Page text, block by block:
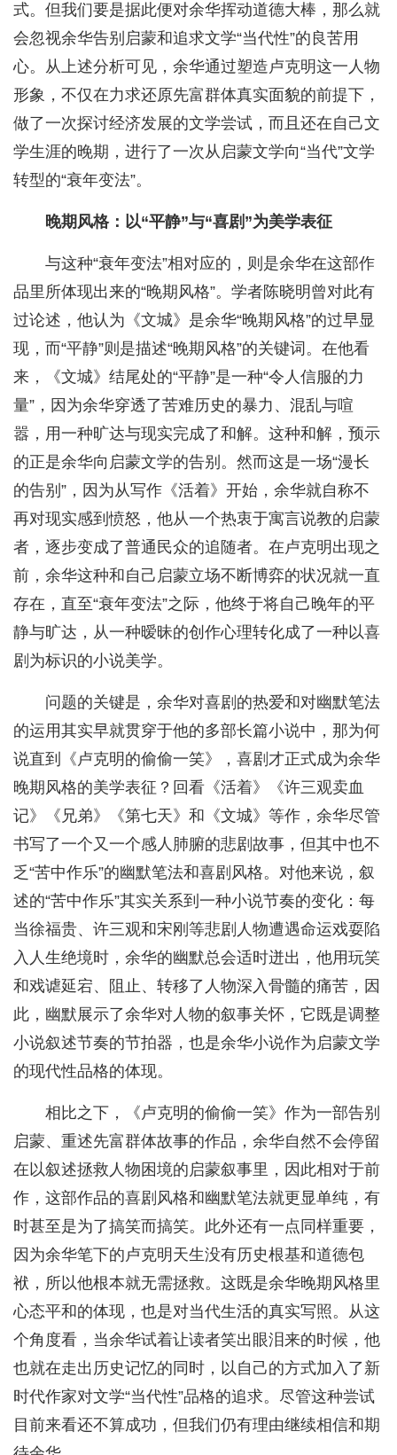
式。但我们要是据此便对余华挥动道德大棒，那么就
会忽视余华告别启蒙和追求文学“当代性”的良苦用
心。从上述分析可见，余华通过塑造卢克明这一人物
形象，不仅在力求还原先富群体真实面貌的前提下，
做了一次探讨经济发展的文学尝试，而且还在自己文
学生涯的晚期，进行了一次从启蒙文学向“当代”文学
转型的“衰年变法”。
晚期风格：以“平静”与“喜剧”为美学表征
与这种“衰年变法”相对应的，则是余华在这部作
品里所体现出来的“晚期风格”。学者陈晓明曾对此有
过论述，他认为《文城》是余华“晚期风格”的过早显
现，而“平静”则是描述“晚期风格”的关键词。在他看
来，《文城》结尾处的“平静”是一种“令人信服的力
量”，因为余华穿透了苦难历史的暴力、混乱与喧
嚣，用一种旷达与现实完成了和解。这种和解，预示
的正是余华向启蒙文学的告别。然而这是一场“漫长
的告别”，因为从写作《活着》开始，余华就自称不
再对现实感到愤怒，他从一个热衷于寓言说教的启蒙
者，逐步变成了普通民众的追随者。在卢克明出现之
前，余华这种和自己启蒙立场不断博弈的状况就一直
存在，直至“衰年变法”之际，他终于将自己晚年的平
静与旷达，从一种暧昧的创作心理转化成了一种以喜
剧为标识的小说美学。
问题的关键是，余华对喜剧的热爱和对幽默笔法
的运用其实早就贯穿于他的多部长篇小说中，那为何
说直到《卢克明的偷偷一笑》，喜剧才正式成为余华
晚期风格的美学表征？回看《活着》《许三观卖血
记》《兄弟》《第七天》和《文城》等作，余华尽管
书写了一个又一个感人肺腑的悲剧故事，但其中也不
乏“苦中作乐”的幽默笔法和喜剧风格。对他来说，叙
述的“苦中作乐”其实关系到一种小说节奏的变化：每
当徐福贵、许三观和宋刚等悲剧人物遭遇命运戏耍陷
入人生绝境时，余华的幽默总会适时迸出，他用玩笑
和戏谑延宕、阻止、转移了人物深入骨髓的痛苦，因
此，幽默展示了余华对人物的叙事关怀，它既是调整
小说叙述节奏的节拍器，也是余华小说作为启蒙文学
的现代性品格的体现。
相比之下，《卢克明的偷偷一笑》作为一部告别
启蒙、重述先富群体故事的作品，余华自然不会停留
在以叙述拯救人物困境的启蒙叙事里，因此相对于前
作，这部作品的喜剧风格和幽默笔法就更显单纯，有
时甚至是为了搞笑而搞笑。此外还有一点同样重要，
因为余华笔下的卢克明天生没有历史根基和道德包
袱，所以他根本就无需拯救。这既是余华晚期风格里
心态平和的体现，也是对当代生活的真实写照。从这
个角度看，当余华试着让读者笑出眼泪来的时候，他
也就在走出历史记忆的同时，以自己的方式加入了新
时代作家对文学“当代性”品格的追求。尽管这种尝试
目前来看还不算成功，但我们仍有理由继续相信和期